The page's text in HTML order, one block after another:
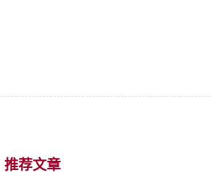
推荐文章